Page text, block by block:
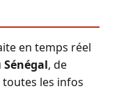
en temps réel
Sénégal, de
les infos